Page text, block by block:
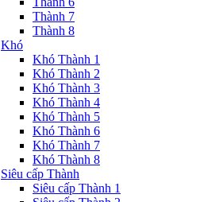
Thành 7
Thành 8
Khó
Khó Thành 1
Khó Thành 2
Khó Thành 3
Khó Thành 4
Khó Thành 5
Khó Thành 6
Khó Thành 7
Khó Thành 8
Siêu cấp Thành
Siêu cấp Thành 1